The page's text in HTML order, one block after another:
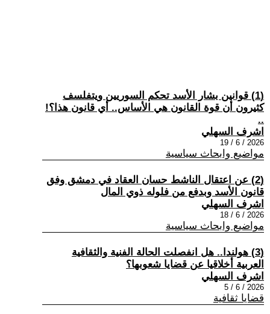
(1) قوانين بشار الأسد تحكم السوريين ويتفلسف
كثيرون أن قوة القانون هي الأساس.. أي قانون هذا؟!
..
اشرف السهلي
2026 / 6 / 19
مواضيع وابحاث سياسية
(2) عن اعتقال الناشط حسان العقاد في دمشق وفق
قانون الأسد وبدفع من فلوله ذوي المال
اشرف السهلي
2026 / 6 / 18
مواضيع وابحاث سياسية
(3) هولندا.. هل انفصلت الحالة الفنية والثقافية
العربية أخلاقيا عن قضايا شعوبها؟
اشرف السهلي
2026 / 6 / 5
قضايا ثقافية